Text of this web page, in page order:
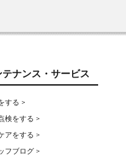
テナンス・サービス
する >
検をする >
アをする >
フブログ >